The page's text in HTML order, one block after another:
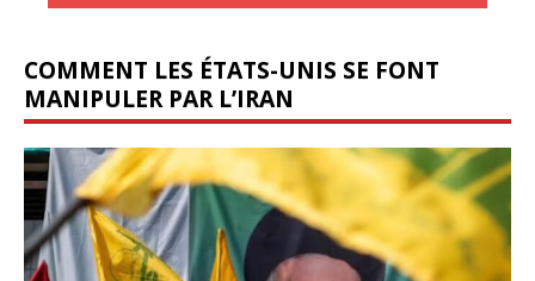
COMMENT LES ÉTATS-UNIS SE FONT
MANIPULER PAR L’IRAN